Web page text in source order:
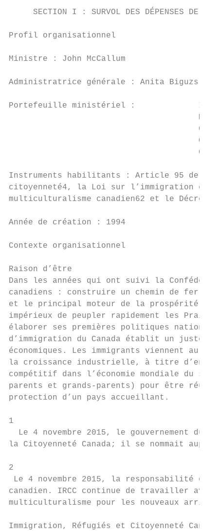
SECTION I : SURVOL DES DÉPENSES DE
Profil organisationnel
Ministre : John McCallum
Administratrice générale : Anita Biguzs
Portefeuille ministériel :
Instruments habilitants : Article 95 de
citoyenneté4, la Loi sur l’immigration
multiculturalisme canadien62 et le Décret
Année de création : 1994
Contexte organisationnel
Raison d’être
Dans les années qui ont suivi la
canadiens : construire un chemin de fer
et le principal moteur de la prospérité
impérieux de peupler rapidement les
élaborer ses premières politiques
d’immigration du Canada établit un juste
économiques. Les immigrants viennent
la croissance industrielle, à titre
compétitif dans l’économie mondiale du
parents et grands-parents) pour être
protection d’un pays accueillant.
1
Le 4 novembre 2015, le gouvernement du
la Citoyenneté Canada; il se nommait
2
Le 4 novembre 2015, la responsabilité
canadien. IRCC continue de travailler avec
multiculturalisme pour les nouveaux
Immigration, Réfugiés et